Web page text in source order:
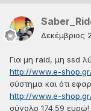
Δεκέμβριος
Για μη raid, μη ssd
http://www.e-
σύστημα και ότι
http://www.e-
σύνολο 174.59 ευρώ!